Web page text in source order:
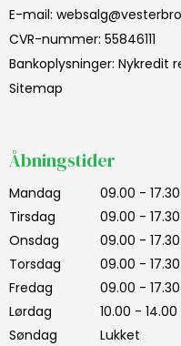
E-mail:
CVR-nummer: 55846111
Bankoplysninger: Nykredit
Sitemap
Åbningstider
Mandag
09.00 - 17.30
Tirsdag
09.00 - 17.30
Onsdag
09.00 - 17.30
Torsdag
09.00 - 17.30
Fredag
09.00 - 17.30
Lørdag
10.00 - 14.00
Søndag
Lukket